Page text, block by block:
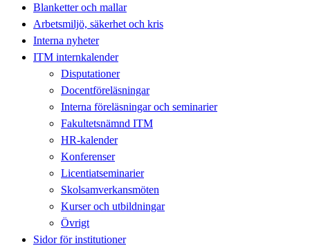
Blanketter och mallar
Arbetsmiljö, säkerhet och kris
Interna nyheter
ITM internkalender
Disputationer
Docentföreläsningar
Interna föreläsningar och seminarier
Fakultetsnämnd ITM
HR-kalender
Konferenser
Licentiatseminarier
Skolsamverkansmöten
Kurser och utbildningar
Övrigt
Sidor för institutioner